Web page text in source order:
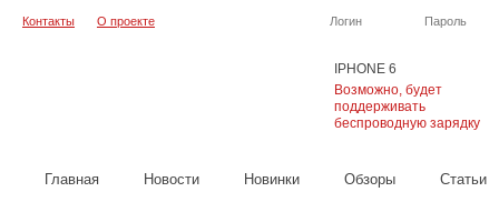
IPHONE 6
Возможно, будет
поддерживать
беспроводную зарядку
Логин Пароль
Контакты О проекте
Главная Новости Новинки Обзоры Cтатьи